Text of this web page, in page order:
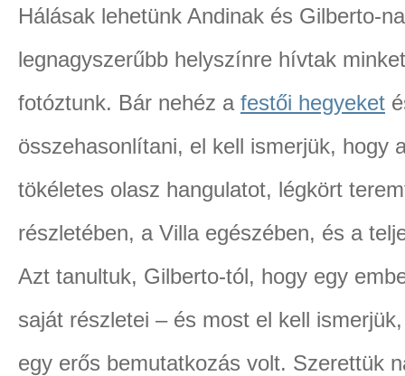
Hálásak lehetünk Andinak és Gilberto-
legnagyszerűbb helyszínre hívtak
fotóztunk. Bár nehéz a festői hegyeket
összehasonlítani, el kell ismerjük, hogy
tökéletes olasz hangulatot, légkört
részletében, a Villa egészében, és a
Azt tanultuk, Gilberto-tól, hogy egy
saját részletei – és most el kell
egy erős bemutatkozás volt. Szerettük